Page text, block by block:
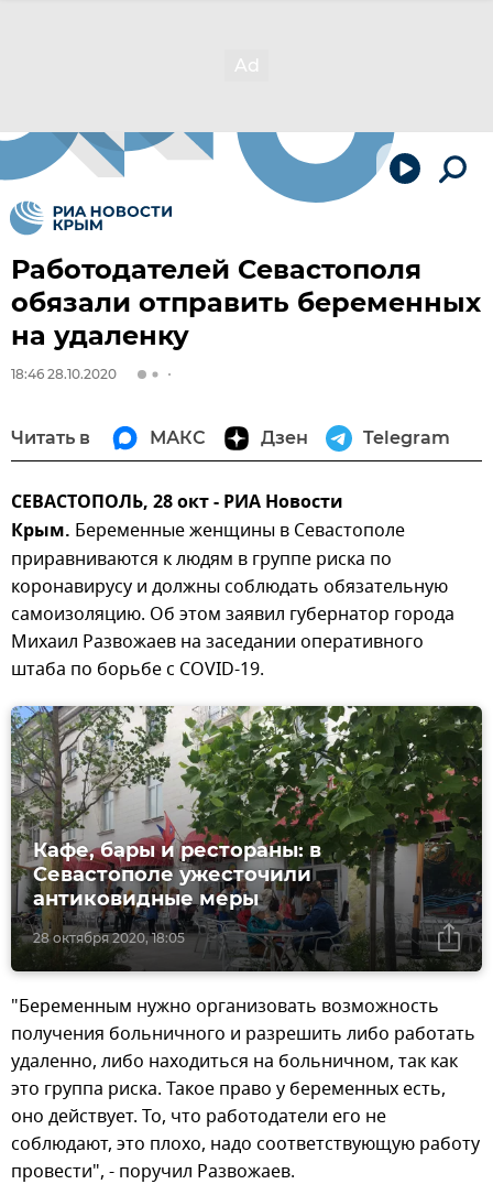
Работодателей Севастополя
обязали отправить беременных
на удаленку
18:46 28.10.2020
Читать в МАКС Дзен Telegram
СЕВАСТОПОЛЬ, 28 окт - РИА Новости
Крым. Беременные женщины в Севастополе
приравниваются к людям в группе риска по
коронавирусу и должны соблюдать обязательную
самоизоляцию. Об этом заявил губернатор города
Михаил Развожаев на заседании оперативного
штаба по борьбе с COVID-19.
28 октября 2020, 18:05
Кафе, бары и рестораны: в
Севастополе ужесточили
антиковидные меры
"Беременным нужно организовать возможность
получения больничного и разрешить либо работать
удаленно, либо находиться на больничном, так как
это группа риска. Такое право у беременных есть,
оно действует. То, что работодатели его не
соблюдают, это плохо, надо соответствующую работу
провести", - поручил Развожаев.